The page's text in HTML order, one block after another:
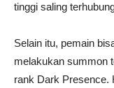
tinggi saling
Selain itu, pemain
melakukan summon
rank Dark Presence.